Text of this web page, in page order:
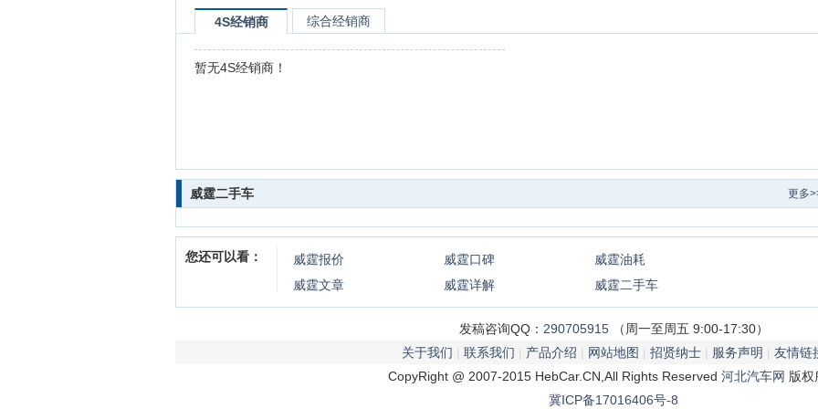
4S经销商 综合经销商
暂无4S经销商！
更多
威霆二手车
您还可以看： 威霆报价 威霆口碑 威霆油耗
威霆文章 威霆详解 威霆二手车
发稿咨询QQ： 290705915（周一至周五 9:00-17:30）
关于我们
联系我们 产品介绍 网站地图 招贤纳士 服务声明
友情链
CopyRight @ 2007-2015 HebCar.CN,All Rights Reserved 河北汽车网 版权
冀ICP备17016406号-8